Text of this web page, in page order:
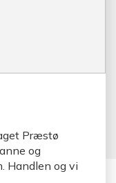
Præstø
og
Handlen og vi